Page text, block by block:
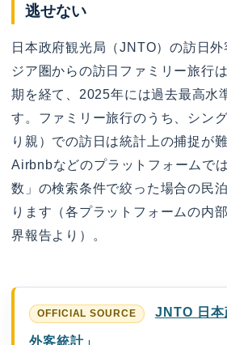
逃せない
日本政府観光局（JNTO）の訪日
ジア圏からの訪日ファミリー旅行
期を経て、2025年には過去最高水
す。ファミリー旅行のうち、シン
り親）での訪日は統計上の捕捉が
Airbnbなどのプラットフォームで
数」の検索条件で絞った場合の民
ります（各プラットフォームの内
界報告より）。
JNTO 日本
外客統計」